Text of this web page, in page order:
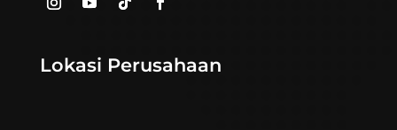
Lokasi Perusahaan